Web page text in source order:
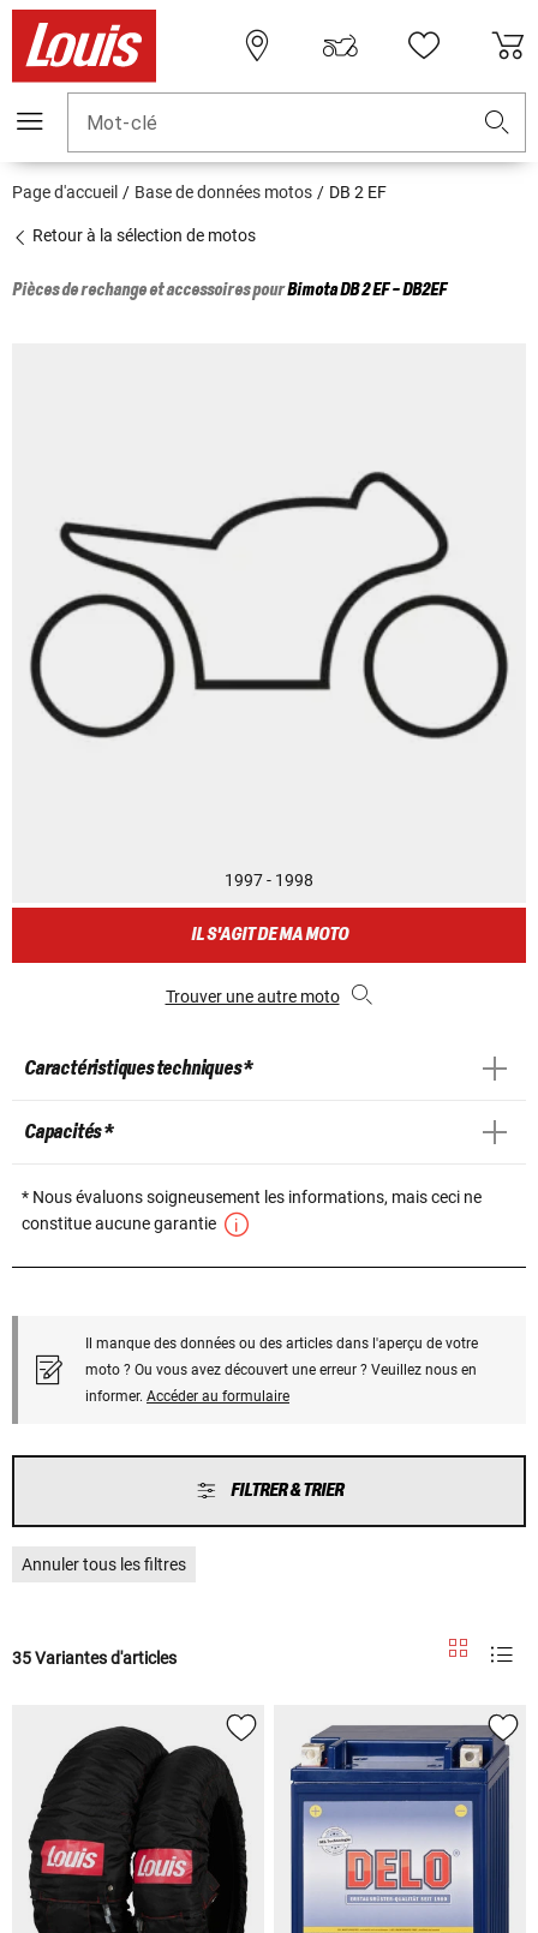
Mot-clé
Page d'accueil Base de données motos DB 2 EF
Retour à la sélection de motos
Pièces de rechange et accessoires pourBimotaDB 2 EF - DB2EF
1997 - 1998
IL S'AGIT DE MA MOTO
Trouver une autre moto
Caractéristiques techniques *
Capacités *
* Nous évaluons soigneusement les informations, mais ceci ne
constitue aucune garantie
Il manque des données ou des articles dans l'aperçu de votre
moto ? Ou vous avez découvert une erreur ? Veuillez nous en
informer. Accéder au formulaire
FILTRER & TRIER
Annuler tous les filtres
35 Variantes d'articles